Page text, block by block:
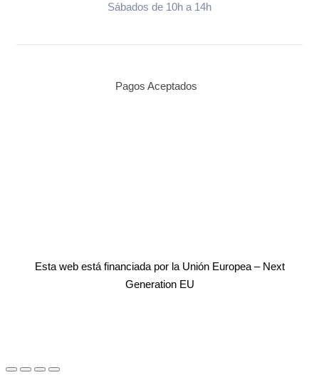
Sábados de 10h a 14h
Pagos Aceptados
Esta web está financiada por la Unión Europea – Next
Generation EU